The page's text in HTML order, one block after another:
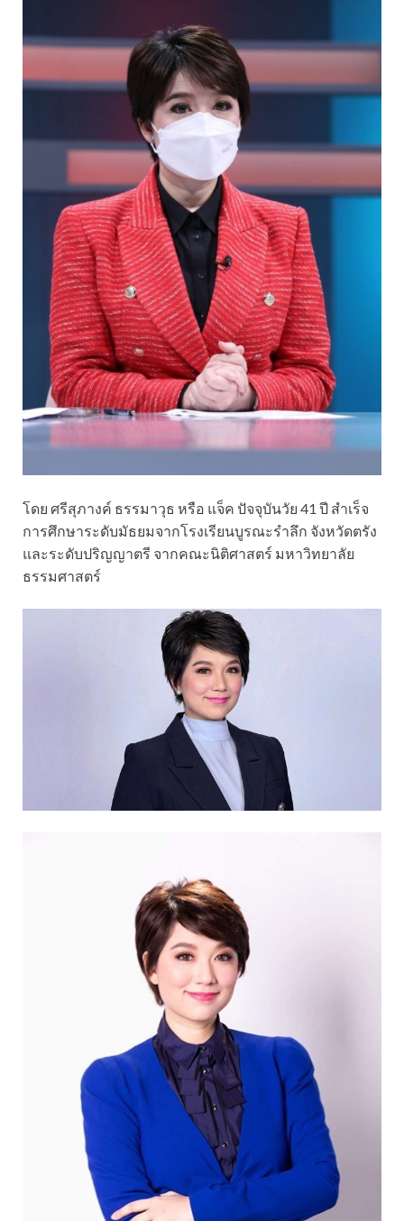
โดย ศรีสุภางค์ ธรรมาวุธ หรือ แจ็ค ปัจจุบันวัย 41 ปี สำเร็จ
การศึกษาระดับมัธยมจากโรงเรียนบูรณะรำลึก จังหวัดตรัง
และระดับปริญญาตรี จากคณะนิติศาสตร์ มหาวิทยาลัย
ธรรมศาสตร์